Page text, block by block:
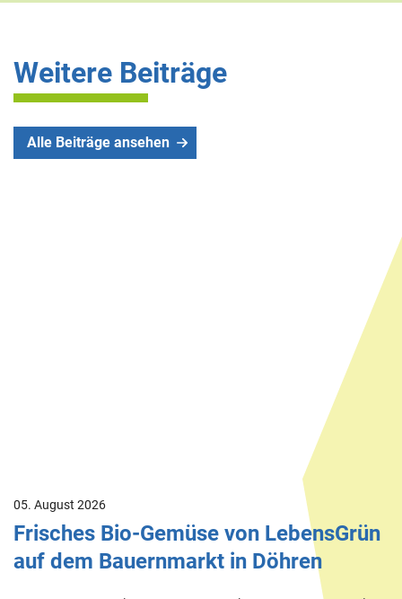
Weitere Beiträge
Alle Beiträge ansehen
05. August 2026
Frisches Bio-Gemüse von LebensGrün
auf dem Bauernmarkt in Döhren